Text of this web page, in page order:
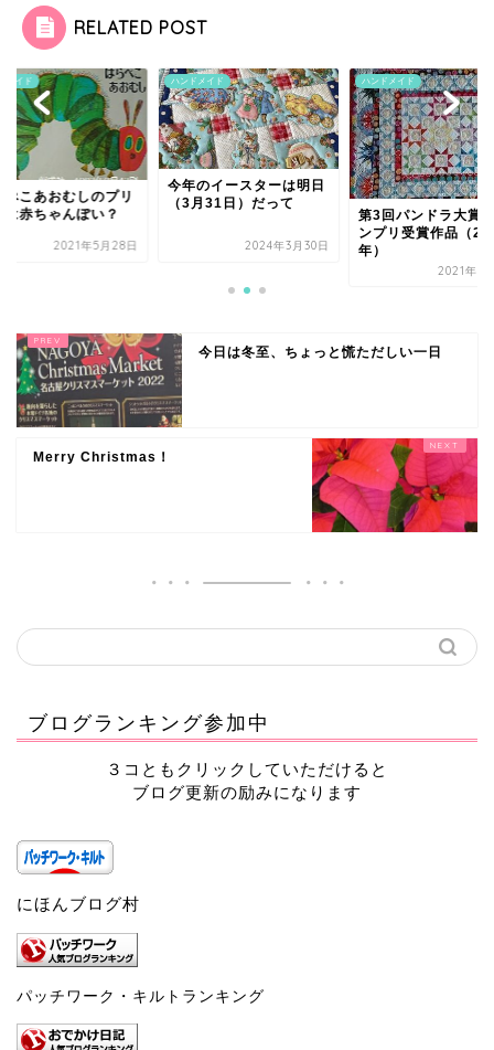
RELATED POST
メイド
ぺこあおむしのプリ
は赤ちゃんぽい？
2021年5月28日
ハンドメイド
今年のイースターは明日
（3月31日）だって
2024年3月30日
ハンドメイド
第3回パンドラ大賞
ンプリ受賞作品（
年）
2021年9
今日は冬至、ちょっと慌ただしい一日
Merry Christmas！
ブログランキング参加中
３コともクリックしていただけると
ブログ更新の励みになります
にほんブログ村
パッチワーク・キルトランキング